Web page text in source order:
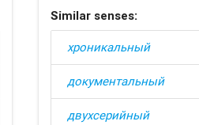
Similar senses:
хроникальный
документальный
двухсерийный